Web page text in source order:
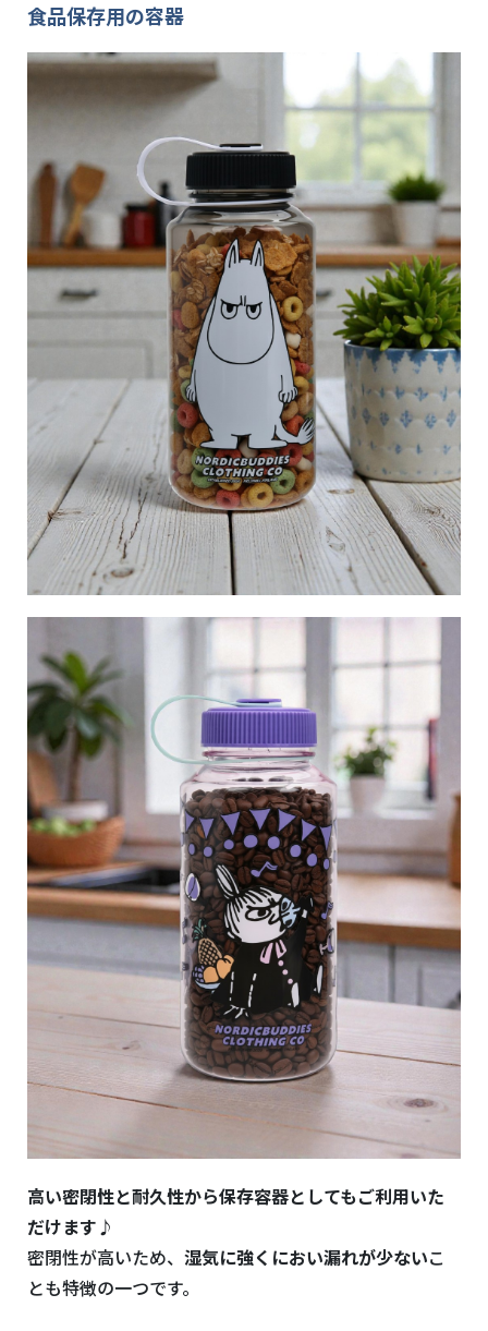
食品保存用の容器
高い密閉性と耐久性から保存容器としてもご利用いた
だけます♪
密閉性が高いため、 湿気に強くにおい漏れが少ないこ
とも特徴の一つです。